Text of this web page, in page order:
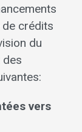
de crédits
du
des
vers